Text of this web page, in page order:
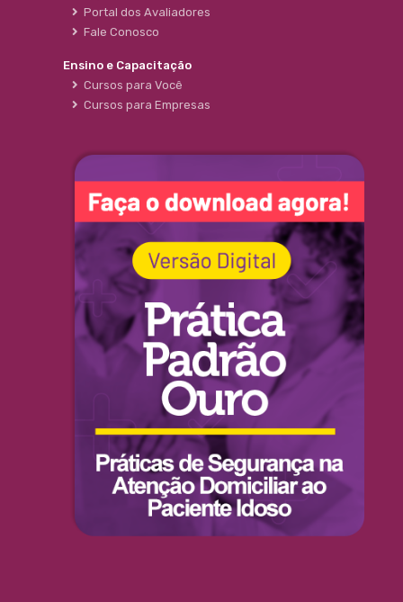
Portal dos Avaliadores
Fale Conosco
Ensino e Capacitação
Cursos para Você
Cursos para Empresas